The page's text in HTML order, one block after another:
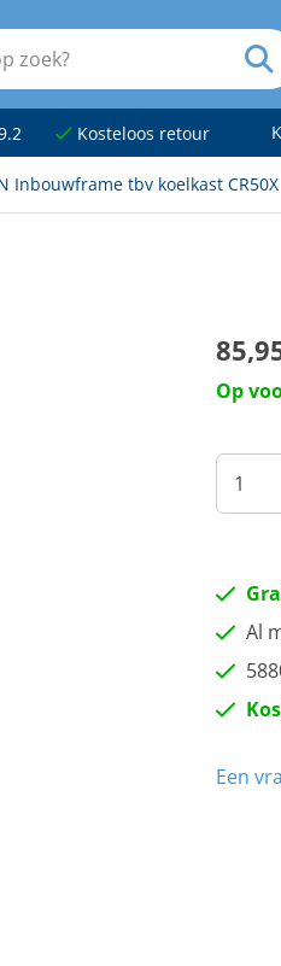
Kosteloos retour
Inbouwframe tbv koelkast CR50X
Op
Al
Een